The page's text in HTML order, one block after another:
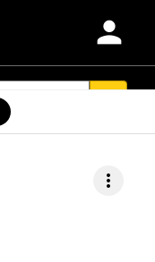
person
more_vert